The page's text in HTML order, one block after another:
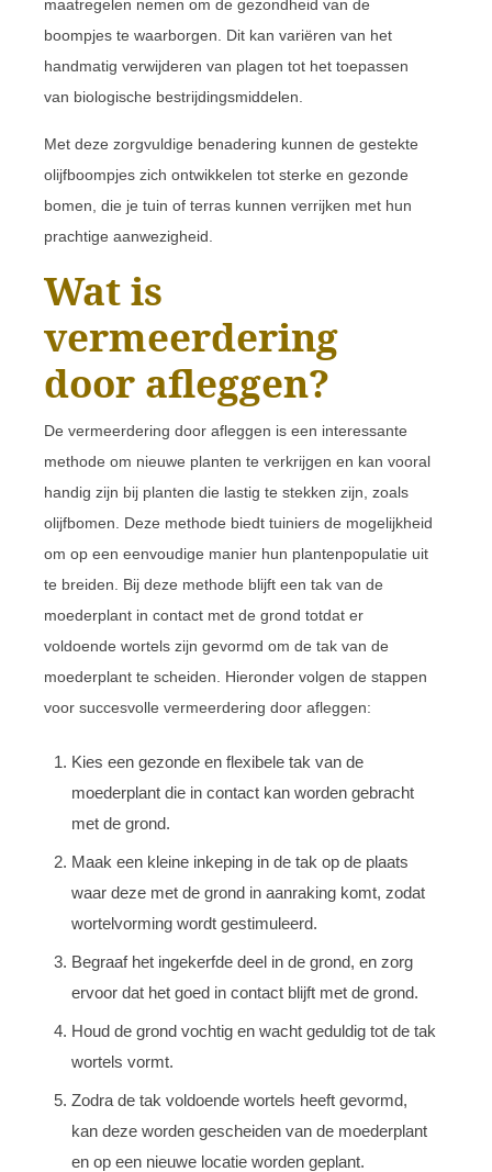
maatregelen nemen om de gezondheid van de
boompjes te waarborgen. Dit kan variëren van het
handmatig verwijderen van plagen tot het toepassen
van biologische bestrijdingsmiddelen.
Met deze zorgvuldige benadering kunnen de gestekte
olijfboompjes zich ontwikkelen tot sterke en gezonde
bomen, die je tuin of terras kunnen verrijken met hun
prachtige aanwezigheid.
Wat is
vermeerdering
door afleggen?
De vermeerdering door afleggen is een interessante
methode om nieuwe planten te verkrijgen en kan vooral
handig zijn bij planten die lastig te stekken zijn, zoals
olijfbomen. Deze methode biedt tuiniers de mogelijkheid
om op een eenvoudige manier hun plantenpopulatie uit
te breiden. Bij deze methode blijft een tak van de
moederplant in contact met de grond totdat er
voldoende wortels zijn gevormd om de tak van de
moederplant te scheiden. Hieronder volgen de stappen
voor succesvolle vermeerdering door afleggen:
Kies een gezonde en flexibele tak van de
moederplant die in contact kan worden gebracht
met de grond.
Maak een kleine inkeping in de tak op de plaats
waar deze met de grond in aanraking komt, zodat
wortelvorming wordt gestimuleerd.
Begraaf het ingekerfde deel in de grond, en zorg
ervoor dat het goed in contact blijft met de grond.
Houd de grond vochtig en wacht geduldig tot de tak
wortels vormt.
Zodra de tak voldoende wortels heeft gevormd,
kan deze worden gescheiden van de moederplant
en op een nieuwe locatie worden geplant.